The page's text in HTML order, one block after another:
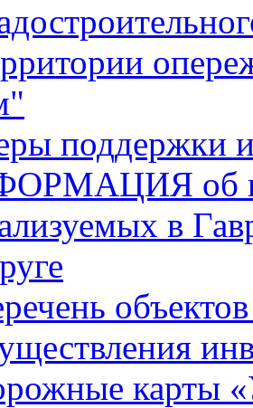
поддержки
об
в
карты